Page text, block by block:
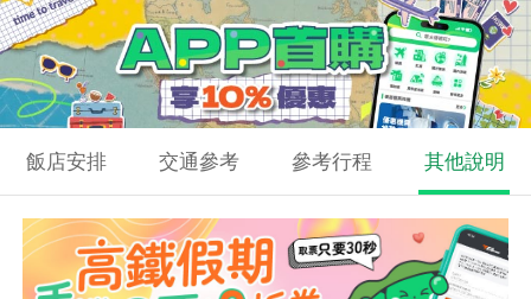
飯店安排 交通參考 參考行程 其他說明